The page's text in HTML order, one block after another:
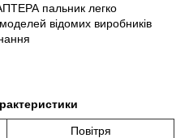
пальник легко
відомих виробників
Повітря